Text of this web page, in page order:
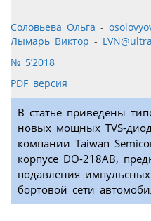
Соловьева Ольга -
Лымарь Виктор -
№ 5’2018
PDF версия
В статье приведены
новых мощных TVS-
компании Taiwan
корпусе DO-218AB,
подавления
бортовой сети